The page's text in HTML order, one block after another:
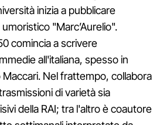
inizia a pubblicare
"Marc’Aurelio".
comincia a scrivere
all'italiana, spesso in
Nel frattempo, collabora
di varietà sia
della RAI; tra l'altro è coautore